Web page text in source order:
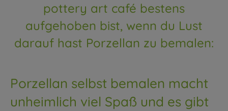
pottery art café bestens
aufgehoben bist, wenn du Lust
darauf hast Porzellan zu bemalen:
Porzellan selbst bemalen macht
unheimlich viel Spaß und es gibt